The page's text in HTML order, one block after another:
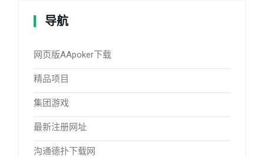
导航
网页版AApoker下载
精品项目
集团游戏
最新注册网址
沟通德扑下载网